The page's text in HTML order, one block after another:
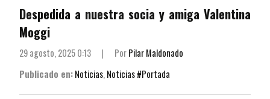
Despedida a nuestra socia y amiga Valentina
Moggi
29 agosto, 2025 0:13 | PorPilar Maldonado
Publicado en:Noticias, Noticias #Portada